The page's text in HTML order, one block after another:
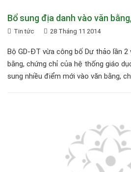
Bổ sung địa danh vào văn
Tin tức 28 Tháng 11 2014
Bộ GD-ĐT vừa công bố Dự thảo lần 2
bằng, chứng chỉ của hệ thống giáo
sung nhiều điểm mới vào văn bằng,